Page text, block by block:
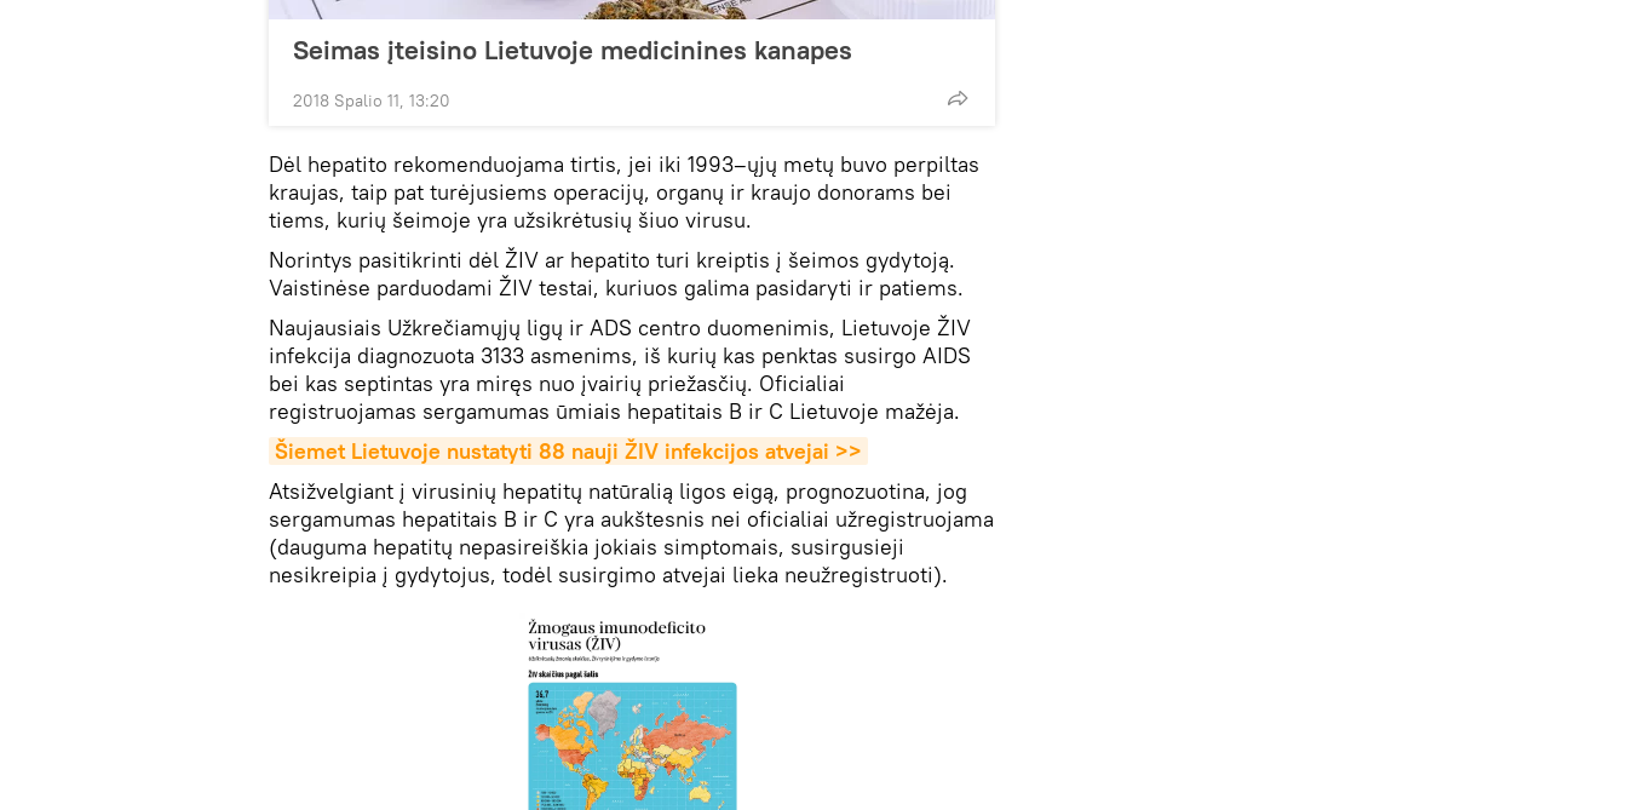
Seimas įteisino Lietuvoje medicinines kanapes
2018 Spalio 11, 13:20
Dėl hepatito rekomenduojama tirtis, jei iki 1993–ųjų metų buvo perpiltas
kraujas, taip pat turėjusiems operacijų, organų ir kraujo donorams bei
tiems, kurių šeimoje yra užsikrėtusių šiuo virusu.
Norintys pasitikrinti dėl ŽIV ar hepatito turi kreiptis į šeimos gydytoją.
Vaistinėse parduodami ŽIV testai, kuriuos galima pasidaryti ir patiems.
Naujausiais Užkrečiamųjų ligų ir ADS centro duomenimis, Lietuvoje ŽIV
infekcija diagnozuota 3133 asmenims, iš kurių kas penktas susirgo AIDS
bei kas septintas yra miręs nuo įvairių priežasčių. Oficialiai
registruojamas sergamumas ūmiais hepatitais B ir C Lietuvoje mažėja.
Šiemet Lietuvoje nustatyti 88 nauji ŽIV infekcijos atvejai >>
Atsižvelgiant į virusinių hepatitų natūralią ligos eigą, prognozuotina, jog
sergamumas hepatitais B ir C yra aukštesnis nei oficialiai užregistruojama
(dauguma hepatitų nepasireiškia jokiais simptomais, susirgusieji
nesikreipia į gydytojus, todėl susirgimo atvejai lieka neužregistruoti).